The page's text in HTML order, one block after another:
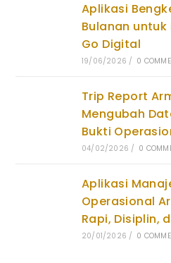
Aplikasi
Bulanan untuk
Go Digital
19/06/2026 / 0
Trip Report
Mengubah
Bukti
04/02/2026 / 0
Aplikasi
Operasional
Rapi, Disiplin,
20/01/2026 / 0